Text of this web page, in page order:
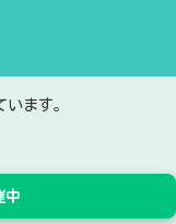
ます。
中